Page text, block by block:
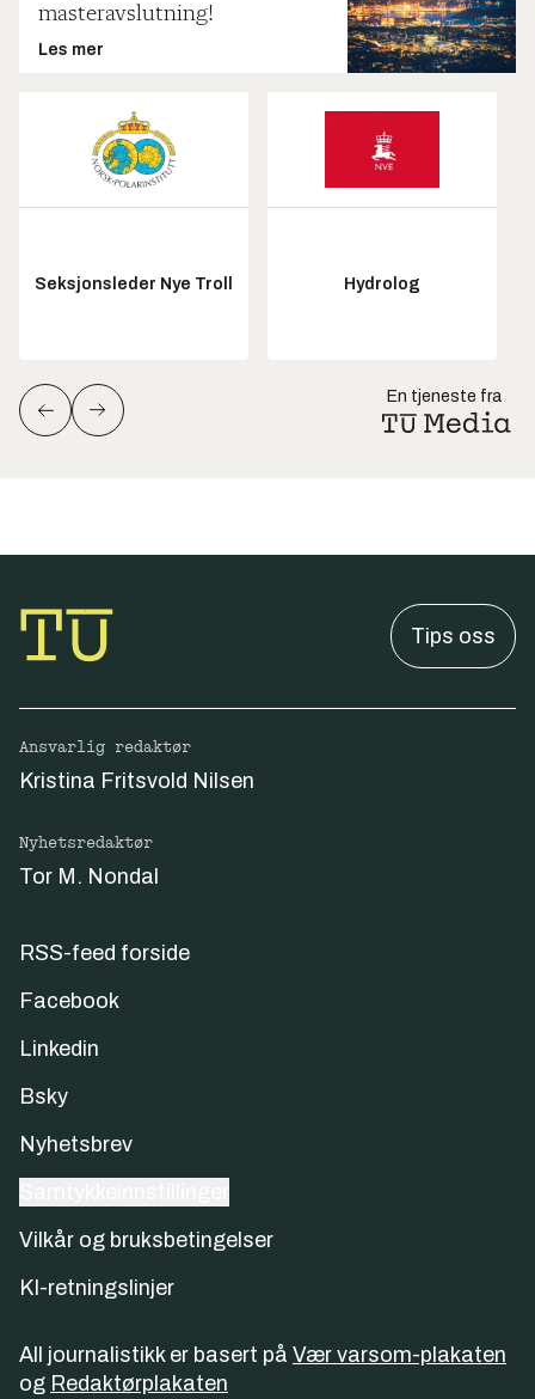
masteravslutning!
Les mer
Seksjonsleder Nye Troll Hydrolog
En tjeneste fra
Tips oss
Ansvarlig redaktør
Kristina Fritsvold Nilsen
Nyhetsredaktør
Tor M. Nondal
RSS-feed forside
Facebook
Linkedin
Bsky
Nyhetsbrev
Vilkår og bruksbetingelser
KI-retningslinjer
All journalistikk er basert på Vær varsom-plakaten
og Redaktørplakaten